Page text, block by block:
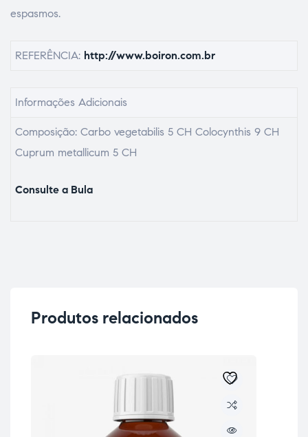
espasmos.
REFERÊNCIA: http://www.boiron.com.br
Informações Adicionais
Composição: Carbo vegetabilis 5 CH Colocynthis 9 CH
Cuprum metallicum 5 CH
Consulte a Bula
Produtos relacionados